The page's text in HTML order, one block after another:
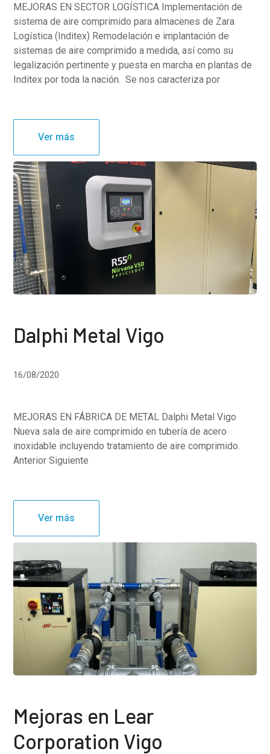
MEJORAS EN SECTOR LOGÍSTICA Implementación de
sistema de aire comprimido para almacenes de Zara
Logística (Inditex) Remodelación e implantación de
sistemas de aire comprimido a medida, así como su
legalización pertinente y puesta en marcha en plantas de
Inditex por toda la nación. Se nos caracteriza por
Ver más
Dalphi Metal Vigo
16/08/2020
MEJORAS EN FÁBRICA DE METAL Dalphi Metal Vigo
Nueva sala de aire comprimido en tubería de acero
inoxidable incluyendo tratamiento de aire comprimido.
Anterior Siguiente
Ver más
Mejoras en Lear
Corporation Vigo